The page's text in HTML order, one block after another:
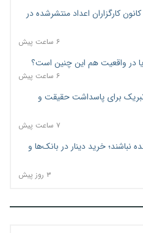
کارگزاران اعداد منتشرشده در
۶ ساعت پیش
۶ ساعت پیش
تبریک برای پاسداشت حقیقت و
۷ ساعت پیش
نباشند؛ خرید دینار در بانک‌ها و
۳ روز پیش